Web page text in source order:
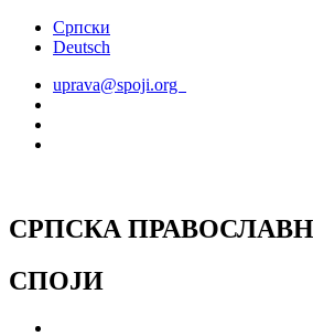
СкочитеСрпски
Deutsch
uprava@spoji.org
СРПСКА
СПОЈИ